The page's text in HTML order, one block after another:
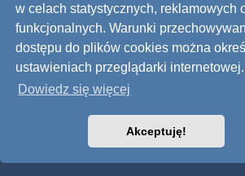
w celach statystycznych, reklamowych
funkcjonalnych. Warunki
dostępu do plików cookies można
ustawieniach przeglądarki internetowej.
Dowiedz się więcej
Akceptuję!